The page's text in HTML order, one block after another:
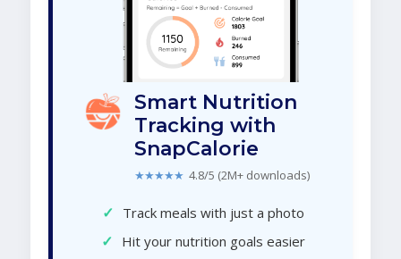
Smart Nutrition
Tracking with
SnapCalorie
★★★★★ 4.8/5 (2M+ downloads)
✓ Track meals with just a photo
✓ Hit your nutrition goals easier